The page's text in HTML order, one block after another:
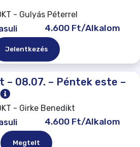
- Gulyás Péterrel
4.600 Ft/Alkalom
Jelentkezés
– 08.07. – Péntek este –
- Girke Benedikt
4.600 Ft/Alkalom
Megtelt